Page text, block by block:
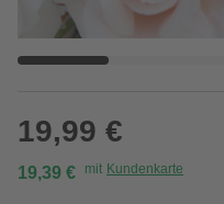
19,99 €
19,39 € mit Kundenkarte